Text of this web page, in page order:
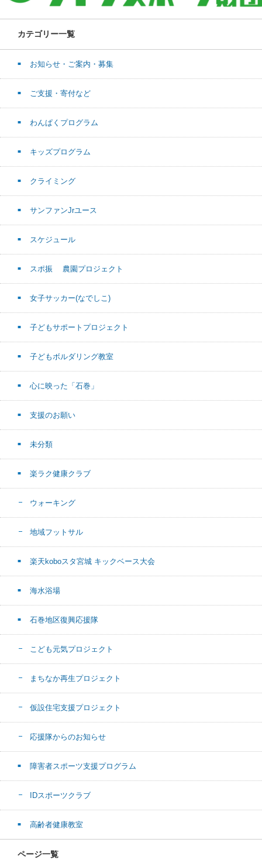
カテゴリー一覧
お知らせ・ご案内・募集
ご支援・寄付など
わんぱくプログラム
キッズプログラム
クライミング
サンファンJrユース
スケジュール
スポ振 農園プロジェクト
女子サッカー(なでしこ)
子どもサポートプロジェクト
子どもボルダリング教室
心に映った「石巻」
支援のお願い
未分類
楽ラク健康クラブ
ウォーキング
地域フットサル
楽天koboスタ宮城 キックベース大会
海水浴場
石巻地区復興応援隊
こども元気プロジェクト
まちなか再生プロジェクト
仮設住宅支援プロジェクト
応援隊からのお知らせ
障害者スポーツ支援プログラム
IDスポーツクラブ
高齢者健康教室
ページ一覧